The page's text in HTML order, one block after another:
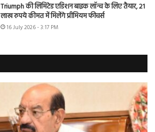
Triumph की लिमिटेड एडिशन बाइक लॉन्च के लिए तैयार, 21
लाख रुपये कीमत में मिलेंगे प्रीमियम फीचर्स
16 July 2026 - 3:17 PM